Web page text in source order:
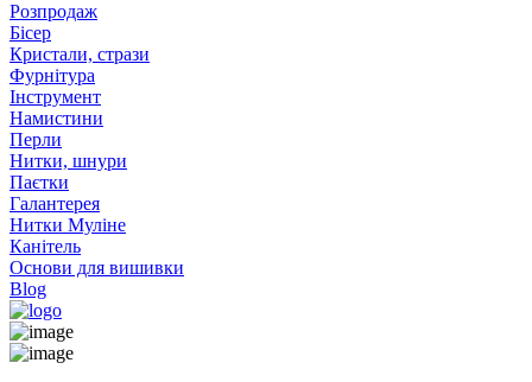
Розпродаж
Бісер
Кристали, стрази
Фурнітура
Інструмент
Намистини
Перли
Нитки, шнури
Паєтки
Галантерея
Нитки Муліне
Канітель
Основи для вишивки
Blog